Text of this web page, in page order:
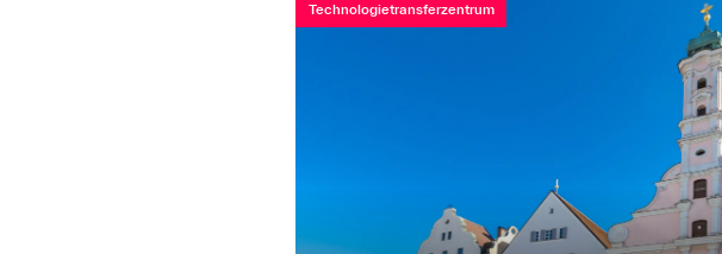
Technologietransferzentrum